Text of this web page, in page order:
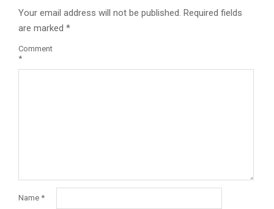
Your email address will not be published. Required fields
are marked *
Comment
*
Name *